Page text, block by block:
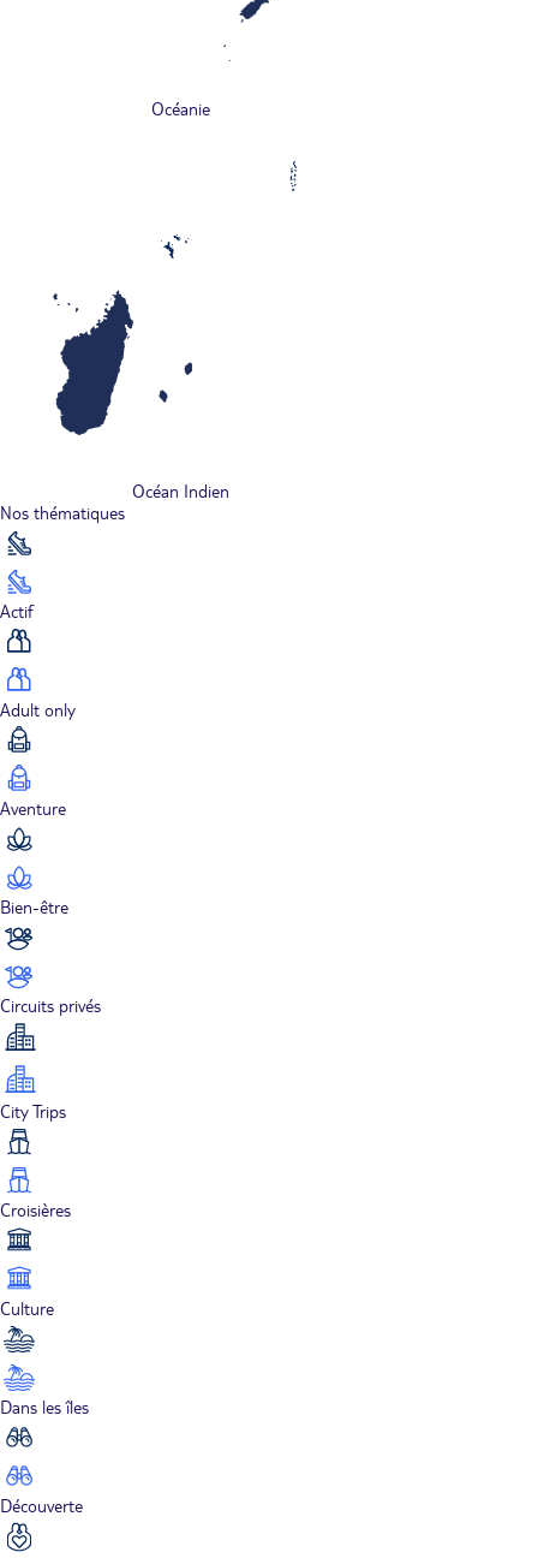
Océanie
Océan Indien
Nos thématiques
Actif
Adult only
Aventure
Bien-être
Circuits privés
City Trips
Croisières
Culture
Dans les îles
Découverte